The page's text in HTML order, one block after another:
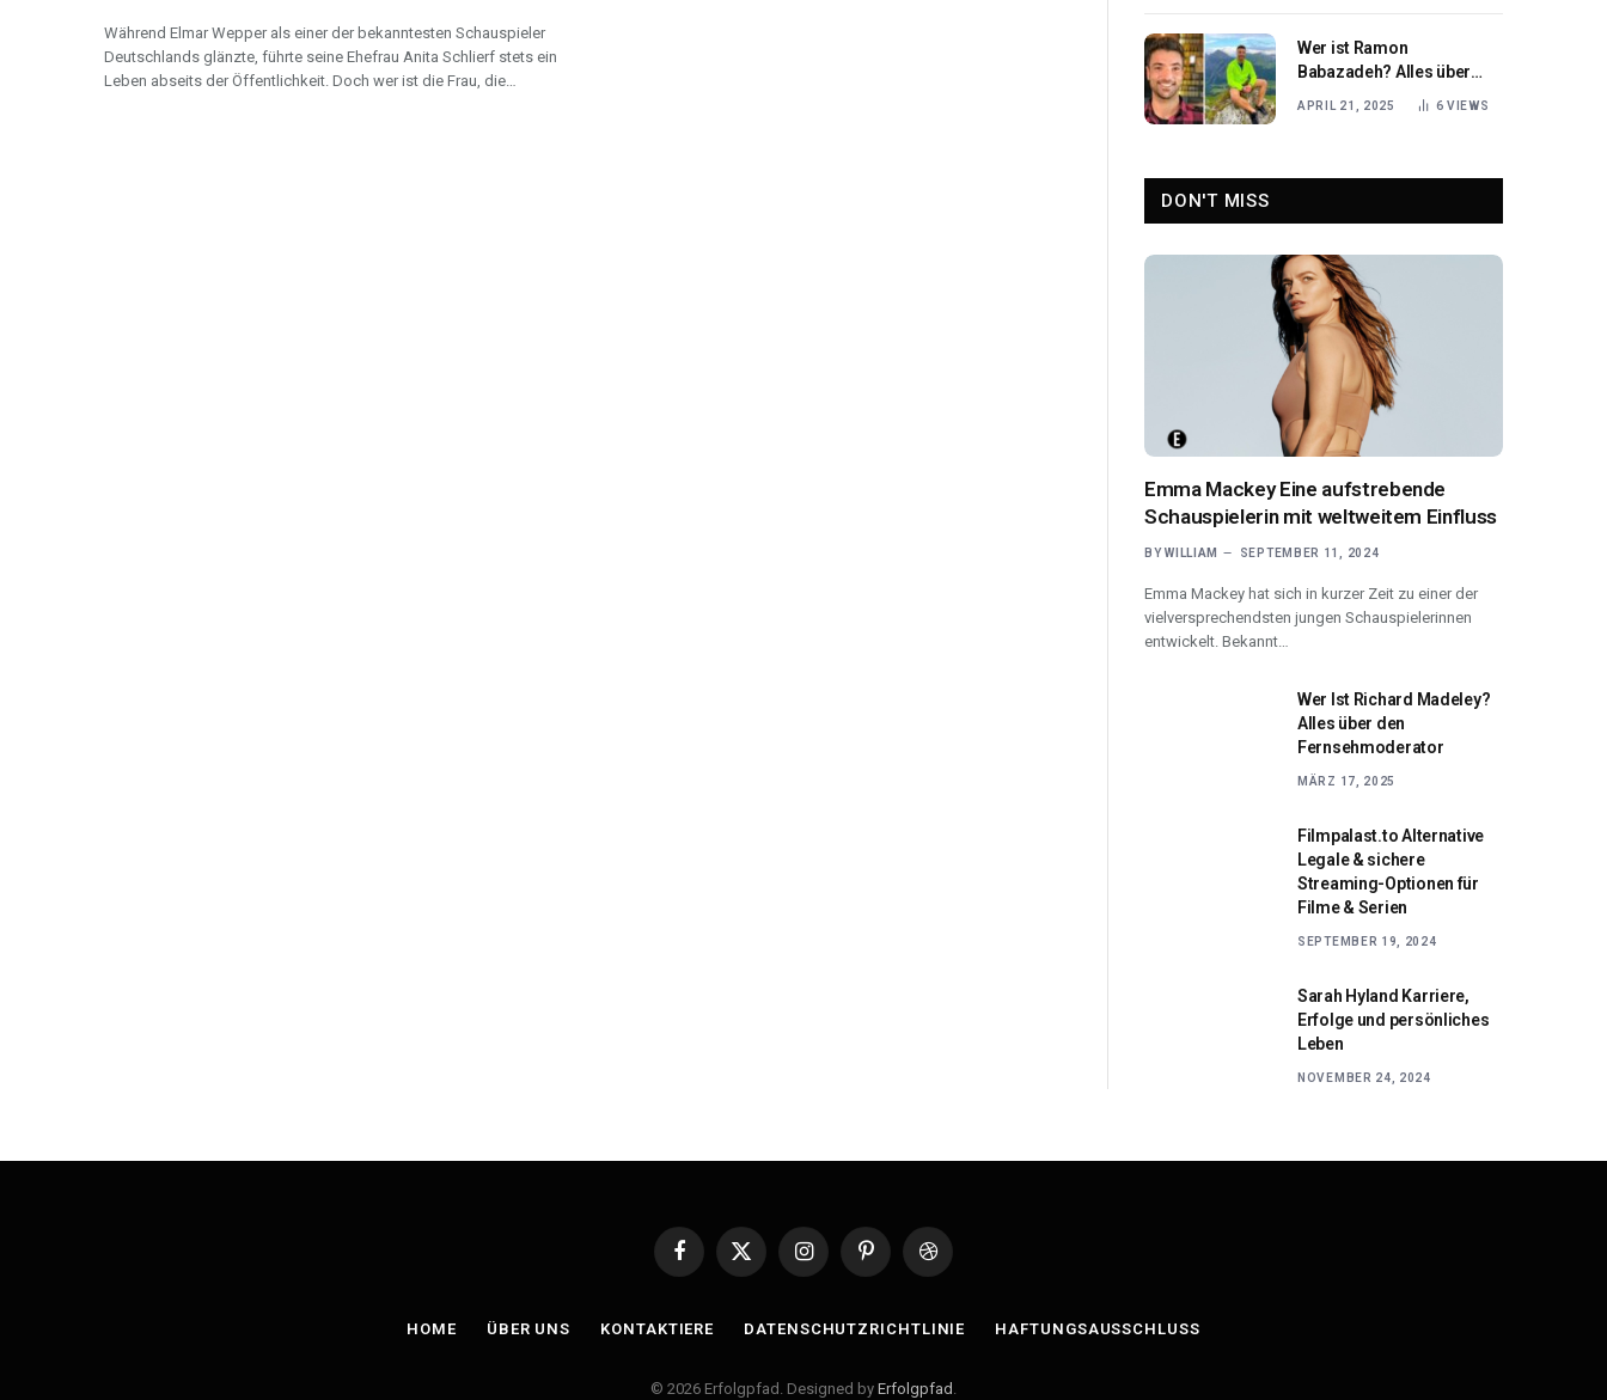
Während Elmar Wepper als einer der bekanntesten Schauspieler
Deutschlands glänzte, führte seine Ehefrau Anita Schlierf stets ein
Leben abseits der Öffentlichkeit. Doch wer ist die Frau, die…
Wer ist Ramon
Babazadeh? Alles über
Ramon Babazadeh und
APRIL 21, 2025 6 VIEWS
DON'T MISS
Emma Mackey Eine aufstrebende
Schauspielerin mit weltweitem Einfluss
BY WILLIAM SEPTEMBER 11, 2024
Emma Mackey hat sich in kurzer Zeit zu einer der
vielversprechendsten jungen Schauspielerinnen
entwickelt. Bekannt…
Wer Ist Richard Madeley?
Alles über den
Fernsehmoderator
MÄRZ 17, 2025
Filmpalast.to Alternative
Legale & sichere
Streaming-Optionen für
Filme & Serien
SEPTEMBER 19, 2024
Sarah Hyland Karriere,
Erfolge und persönliches
Leben
NOVEMBER 24, 2024
Facebook
X
InstagramPinterestDribbble
HOME ÜBER UNS KONTAKTIERE DATENSCHUTZRICHTLINIE HAFTUNGSAUSSCHLUSS
© 2026 Erfolgpfad. Designed by Erfolgpfad